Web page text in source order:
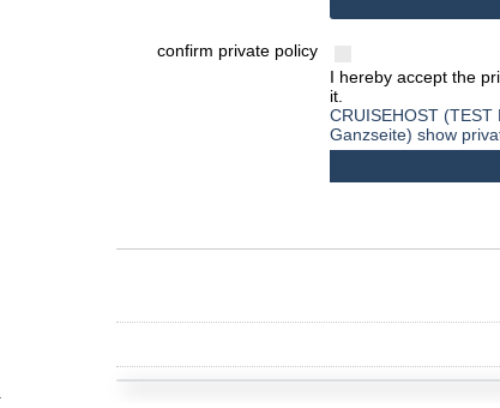
confirm private policy
I hereby accept the
it.
CRUISEHOST (TEST
Ganzseite) show